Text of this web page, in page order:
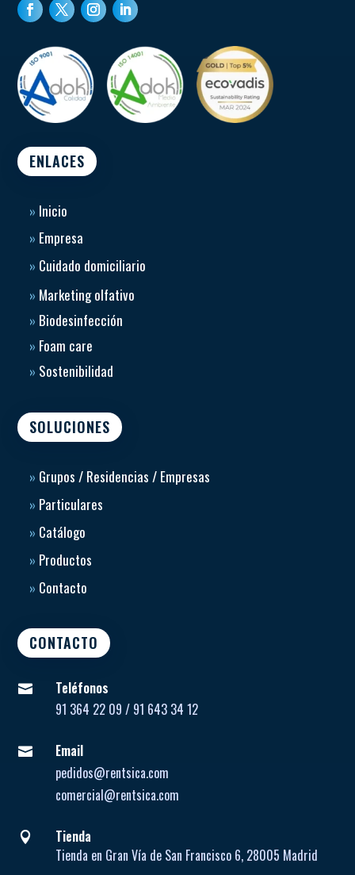
ENLACES
» Inicio
» Empresa
» Cuidado domiciliario
» Marketing olfativo
» Biodesinfección
» Foam care
» Sostenibilidad
SOLUCIONES
» Grupos / Residencias / Empresas
» Particulares
» Catálogo
» Productos
» Contacto
CONTACTO

Teléfonos
91 364 22 09 / 91 643 34 12

Email
pedidos@rentsica.com
comercial@rentsica.com

Tienda
Tienda en Gran Vía de San Francisco 6, 28005 Madrid